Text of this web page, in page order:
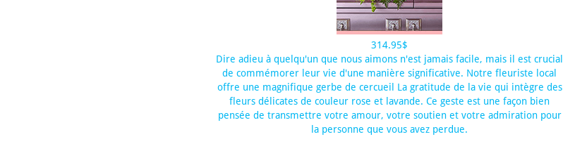
314.95$
Dire adieu à quelqu'un que nous aimons n'est jamais facile, mais il est crucial
de commémorer leur vie d'une manière significative. Notre fleuriste local
offre une magnifique gerbe de cercueil La gratitude de la vie qui intègre des
fleurs délicates de couleur rose et lavande. Ce geste est une façon bien
pensée de transmettre votre amour, votre soutien et votre admiration pour
la personne que vous avez perdue.